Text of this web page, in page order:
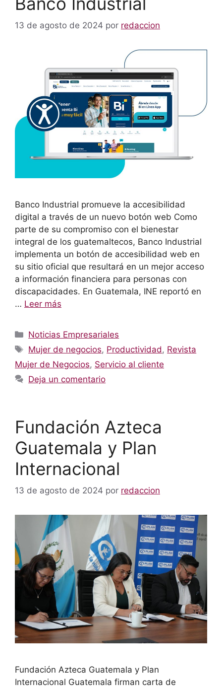
13 de agosto de 2024 por redaccion
Banco Industrial promueve la accesibilidad
digital a través de un nuevo botón web Como
parte de su compromiso con el bienestar
integral de los guatemaltecos, Banco Industrial
implementa un botón de accesibilidad web en
su sitio oficial que resultará en un mejor acceso
a información financiera para personas con
discapacidades. En Guatemala, INE reportó en
… Leer más
Categorías
Noticias Empresariales
Etiquetas
Mujer de negocios, Productividad , Revista
Mujer de Negocios, Servicio al cliente
Deja un comentario
Fundación Azteca
Guatemala y Plan
Internacional
13 de agosto de 2024 por redaccion
Fundación Azteca Guatemala y Plan
Internacional Guatemala firman carta de